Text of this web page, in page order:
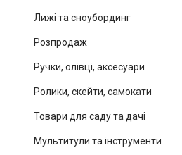
Лижі та сноубординг
Розпродаж
Ручки, олівці, аксесуари
Ролики, скейти, самокати
Товари для саду та дачі
Мультитули та інструменти